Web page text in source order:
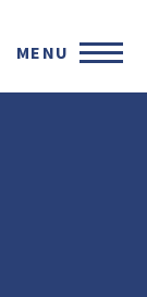
MENU